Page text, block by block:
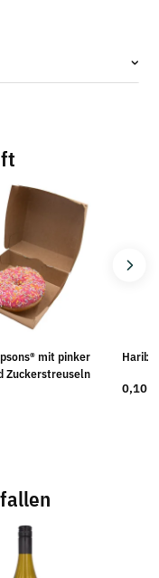
mit pinker
Zuckerstreuseln
0,10 €